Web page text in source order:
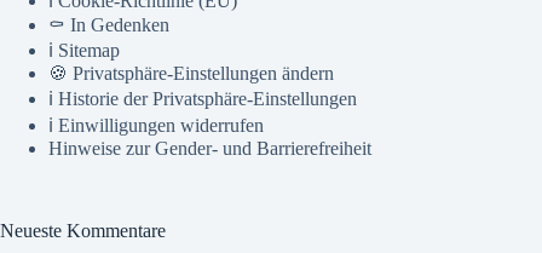
⚰️ In Gedenken
ℹ️ Sitemap
🍪 Privatsphäre-Einstellungen ändern
ℹ️ Historie der Privatsphäre-Einstellungen
ℹ️ Einwilligungen widerrufen
Hinweise zur Gender- und Barrierefreiheit
Neueste Kommentare